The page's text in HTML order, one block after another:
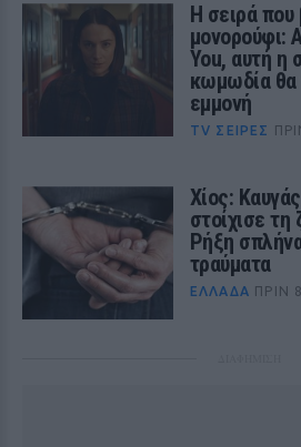
Η σειρά που
μονορούφι:
You, αυτή η
κωμωδία θα
εμμονή
TV ΣΕΙΡΈΣ
Χίος:
στοίχισε
Ρήξη
τραύματα
ΕΛΛΆΔΑ ΠΡΙΝ